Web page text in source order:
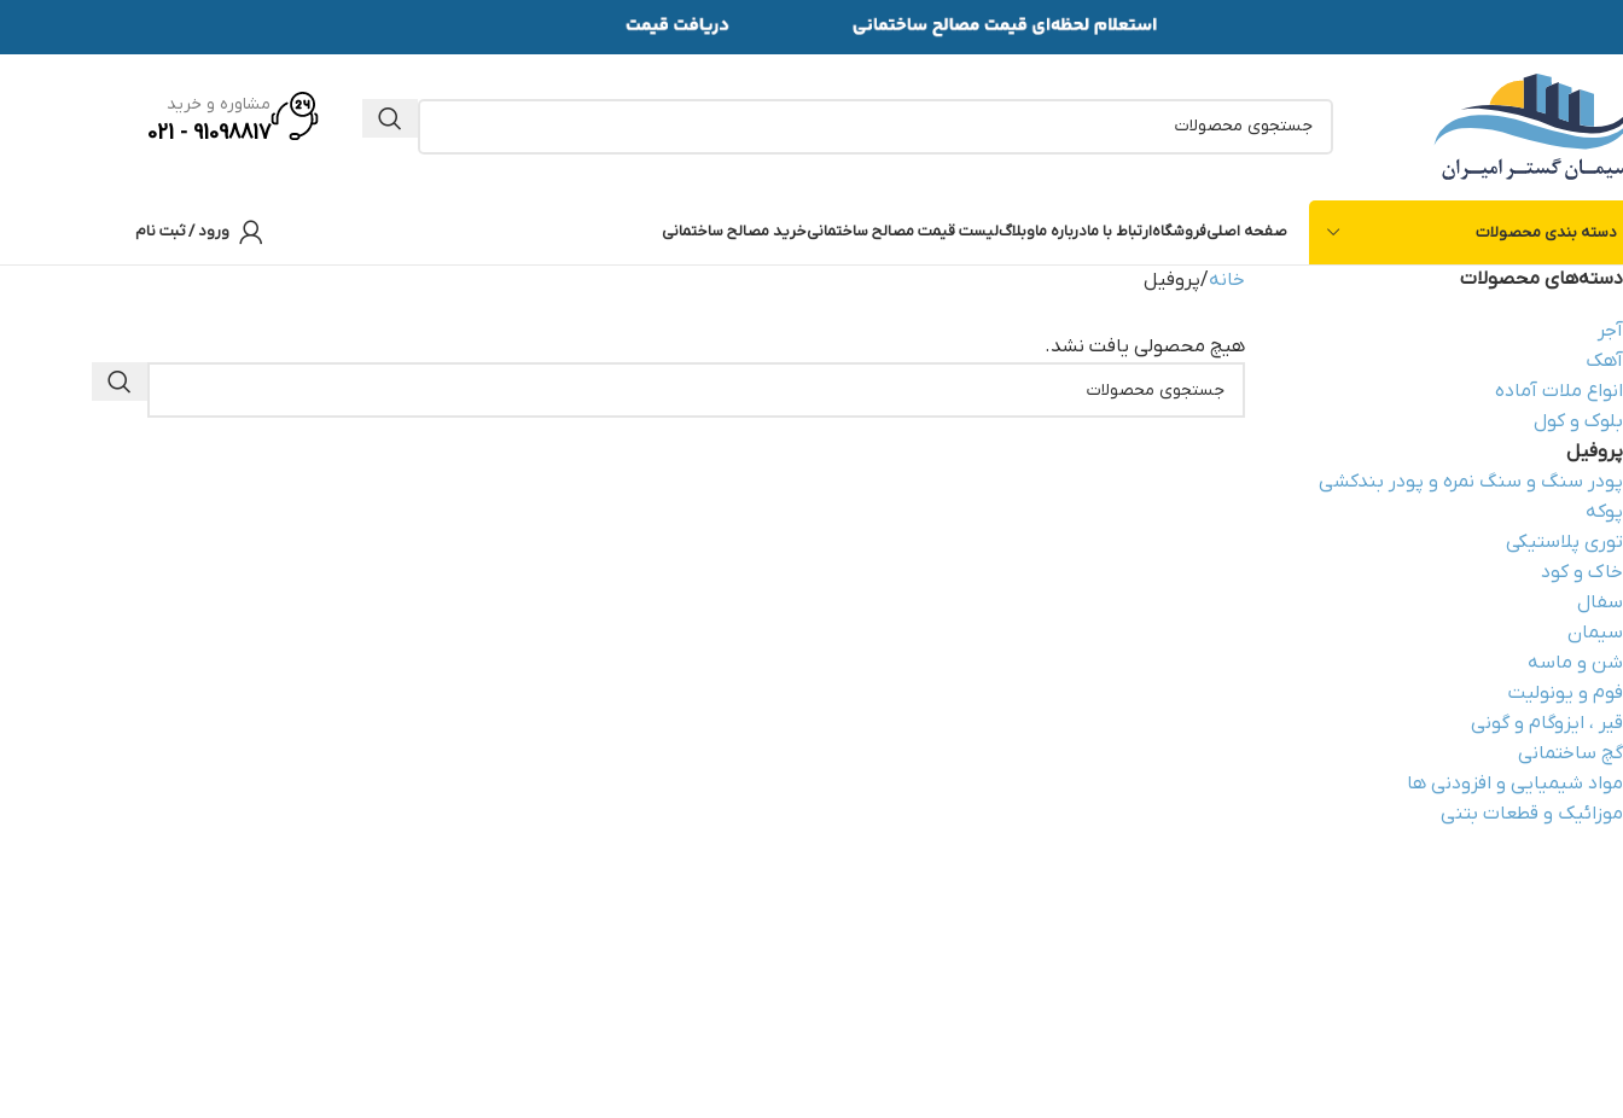
مشاوره و خرید
91098817 - 021
دسته بندی محصولات صفحه اصلیفروشگاهارتباط با مادرباره ماوبلاگلیست قیمت مصالح ساختمانیخرید مصالح ساختمانی ورود / ثبت نام
دسته‌های محصولات
آجر
آهک
انواع ملات آماده
بلوک و کول
پروفیل
پودر سنگ و سنگ نمره و پودر بندکشی
پوکه
توری پلاستیکی
خاک و کود
سفال
سیمان
شن و ماسه
فوم و یونولیت
قیر ، ایزوگام و گونی
گچ ساختمانی
مواد شیمیایی و افزودنی ها
موزائیک و قطعات بتنی
خانه پروفیل
هیچ محصولی یافت نشد.